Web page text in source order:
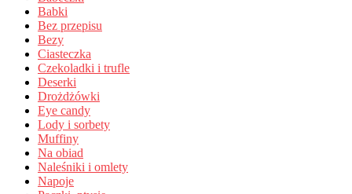
Babki
Bez przepisu
Bezy
Ciasteczka
Czekoladki i trufle
Deserki
Drożdżówki
Eye candy
Lody i sorbety
Muffiny
Na obiad
Naleśniki i omlety
Napoje